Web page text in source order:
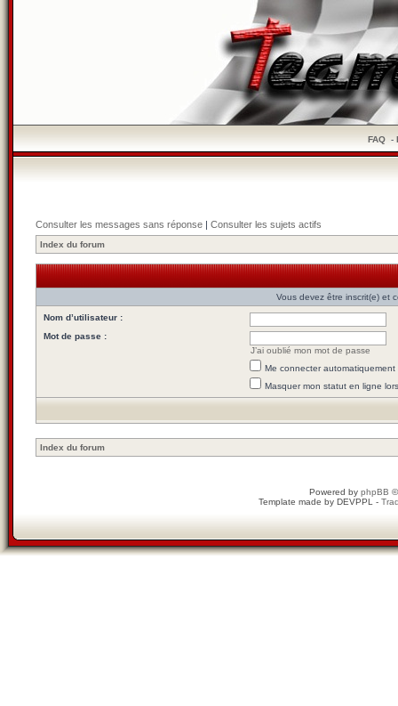
FAQ-
Consulter les messages sans réponse | Consulter les sujets actifs
Index du forum
Vous devez être inscrit(e) et
Nom d’utilisateur :
Mot de passe :
J’ai oublié mon mot de passe
Me connecter
Masquer mon statut en ligne
Index du forum
Powered by phpBB
Template made by DEVPPL -